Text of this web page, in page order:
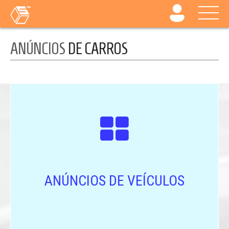
ANÚNCIOS DE CARROS
ANÚNCIOS DE VEÍCULOS